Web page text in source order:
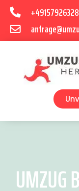
UMZUG